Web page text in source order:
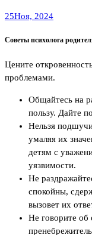
25Ноя, 2024
Советы психолога
Цените
проблемами.
Общайтесь на
пользу. Дайте
Нельзя
умаляя их
детям с
уязвимости.
Не
спокойны,
вызовет их
Не говорите об